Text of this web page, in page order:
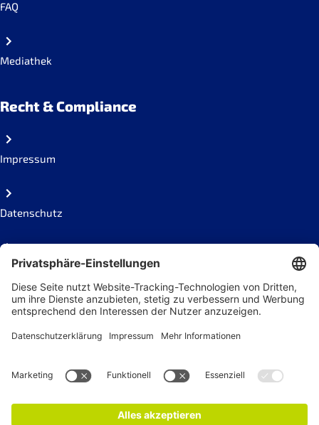
FAQ
Mediathek
Recht & Compliance
Impressum
Datenschutz
Code of conduct
Social Links
Newsletter